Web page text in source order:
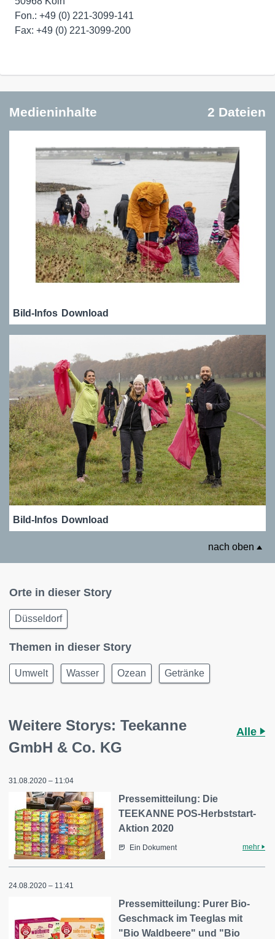
Fon.: +49 (0) 221-3099-141
Fax: +49 (0) 221-3099-200
Medieninhalte 2 Dateien
Bild-Infos Download
Bild-Infos Download
nach oben
Orte in dieser Story
Düsseldorf
Themen in dieser Story
Umwelt Wasser Ozean Getränke
Weitere Storys: Teekanne
GmbH & Co. KG
Alle
31.08.2020 – 11:04
Pressemitteilung: Die
TEEKANNE POS-Herbststart-
Aktion 2020
Ein Dokument mehr
24.08.2020 – 11:41
Pressemitteilung: Purer Bio-
Geschmack im Teeglas mit
"Bio Waldbeere" und "Bio